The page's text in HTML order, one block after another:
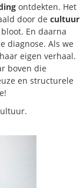
ontdekten. Het
door de cultuur
En daarna
diagnose. Als we
eigen verhaal.
boven die
en structurele